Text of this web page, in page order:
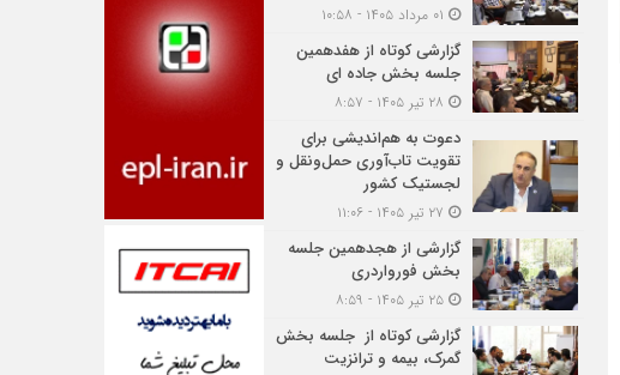
گزارشی کوتاه از هفدهمین
جلسه بخش جاده ای
دعوت به هم‌اندیشی برای
تقویت تاب‌آوری حمل‌ونقل و
لجستیک کشور
گزارشی از هجدهمین جلسه
بخش فورواردری
۲۵ تیر ۱۴۰۵ - ۸:۵۹
گزارشی کوتاه از جلسه بخش
گمرک، بیمه و ترانزیت